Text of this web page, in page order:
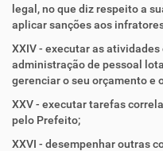
legal, no que diz respeito a
aplicar sanções aos
XXIV - executar as
administração de pessoal
gerenciar o seu orçamento e
XXV - executar tarefas
pelo Prefeito;
XXVI - desempenhar outras